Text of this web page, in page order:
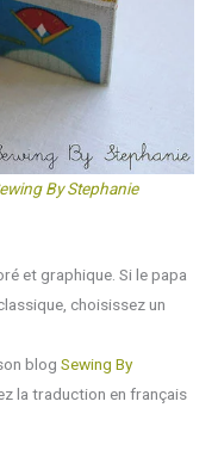
By Stephanie
et graphique. Si le papa
choisissez un
blog Sewing By
la traduction en français